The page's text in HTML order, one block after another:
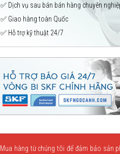
✅ Dịch vụ sau bán bán hàng chuyên
✅ Giao hàng toàn Quốc
✅ Hỗ trợ kỹ thuật 24/7
Mua hàng từ chúng tôi để đảm bảo sản